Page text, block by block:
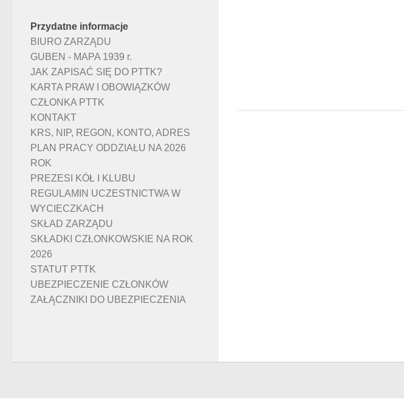
Przydatne informacje
BIURO ZARZĄDU
GUBEN - MAPA 1939 r.
JAK ZAPISAĆ SIĘ DO PTTK?
KARTA PRAW I OBOWIĄZKÓW
CZŁONKA PTTK
KONTAKT
KRS, NIP, REGON, KONTO, ADRES
PLAN PRACY ODDZIAŁU NA 2026
ROK
PREZESI KÓŁ I KLUBU
REGULAMIN UCZESTNICTWA W
WYCIECZKACH
SKŁAD ZARZĄDU
SKŁADKI CZŁONKOWSKIE NA ROK
2026
STATUT PTTK
UBEZPIECZENIE CZŁONKÓW
ZAŁĄCZNIKI DO UBEZPIECZENIA